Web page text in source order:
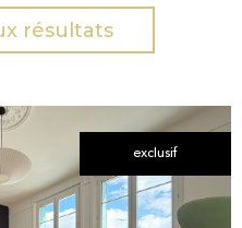
résultats
exclusif